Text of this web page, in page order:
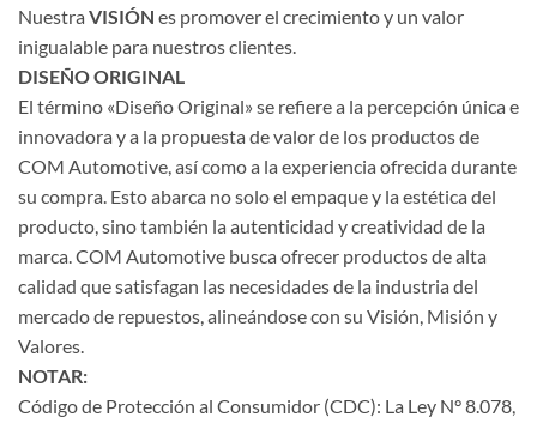
Nuestra VISIÓN es promover el crecimiento y un valor
inigualable para nuestros clientes.
DISEÑO ORIGINAL
El término «Diseño Original» se refiere a la percepción única e
innovadora y a la propuesta de valor de los productos de
COM Automotive, así como a la experiencia ofrecida durante
su compra. Esto abarca no solo el empaque y la estética del
producto, sino también la autenticidad y creatividad de la
marca. COM Automotive busca ofrecer productos de alta
calidad que satisfagan las necesidades de la industria del
mercado de repuestos, alineándose con su Visión, Misión y
Valores.
NOTAR:
Código de Protección al Consumidor (CDC): La Ley N° 8.078,